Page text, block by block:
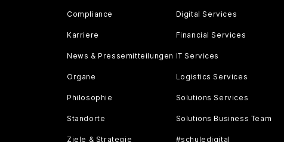
Compliance
Karriere
News & Pressemitteilungen
Organe
Philosophie
Standorte
Ziele & Strategie
Digital Services
Financial Services
IT Services
Logistics Services
Solutions Services
Solutions Business Team
#schuledigital